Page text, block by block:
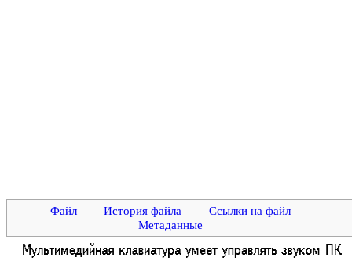
Файл История файла
Ссылки на файл
Метаданные